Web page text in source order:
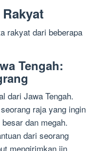
rakyat dari beberapa
Tengah:
dari Jawa Tengah.
raja yang ingin
dan megah.
dari seorang
mengirimkan jin